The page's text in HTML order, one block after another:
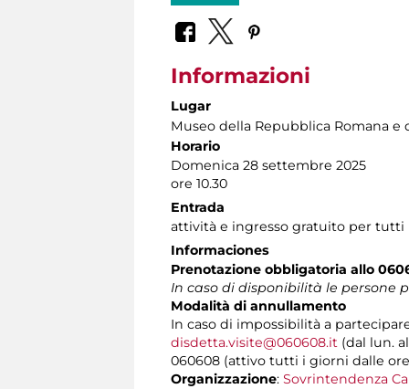
Informazioni
Lugar
Museo della Repubblica Romana
Horario
Domenica 28 settembre 2025
ore 10.30
Entrada
attività e ingresso gratuito per tutti
Informaciones
Prenotazione obbligatoria allo
In caso di disponibilità le persone
Modalità di annullamento
In caso di impossibilità a
disdetta.visite@060608.it (dal lun.
060608 (attivo tutti i giorni dalle ore
Organizzazione: Sovrintendenza